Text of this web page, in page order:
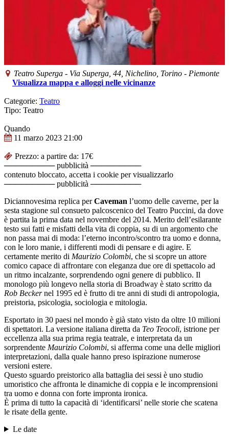
Teatro Superga - Via Superga, 44, Nichelino , Torino - Piemonte
Visualizza mappa e alloggi nelle vicinanze
Categorie: Teatro
Tipo: Teatro
Quando
11 marzo 2023 21:00
Prezzo: a partire da: 17€
───────── pubblicità ─────────
contenuto bloccato, accetta i cookie per visualizzarlo
───────── pubblicità ─────────
Diciannovesima replica perCaveman l’uomo delle caverne, per la
sesta stagione sul consueto palcoscenico del Teatro Puccini, da dove
è partita la prima data nel novembre del 2014. Merito dell’esilarante
testo sui fatti e misfatti della vita di coppia, su di un argomento che
non passa mai di moda: l’eterno incontro/scontro tra uomo e donna,
con le loro manie, i differenti modi di pensare e di agire. E
certamente merito di Maurizio Colombi, che si scopre un attore
comico capace di affrontare con eleganza due ore di spettacolo ad
un ritmo incalzante, sorprendendo ogni genere di pubblico. Il
monologo più longevo nella storia di Broadway è stato scritto da
Rob Beckernel 1995 ed è frutto di tre anni di studi di antropologia,
preistoria, psicologia, sociologia e mitologia.
Esportato in 30 paesi nel mondo è già stato visto da oltre 10 milioni
di spettatori. La versione italiana diretta da Teo Teocoli, istrione per
eccellenza alla sua prima regia teatrale, e interpretata da un
sorprendente Maurizio Colombi, si afferma come una delle migliori
interpretazioni, dalla quale hanno preso ispirazione numerose
versioni estere.
Questo sguardo preistorico alla battaglia dei sessi è uno studio
umoristico che affronta le dinamiche di coppia e le incomprensioni
tra uomo e donna con forte impronta ironica.
È prima di tutto la capacità di ‘identificarsi’ nelle storie che scatena
le risate della gente.
Le date